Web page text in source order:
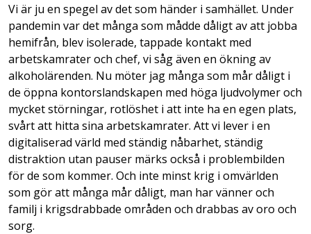
Vi är ju en spegel av det som händer i samhället. Under
pandemin var det många som mådde dåligt av att jobba
hemifrån, blev isolerade, tappade kontakt med
arbetskamrater och chef, vi såg även en ökning av
alkoholärenden. Nu möter jag många som mår dåligt i
de öppna kontorslandskapen med höga ljudvolymer och
mycket störningar, rotlöshet i att inte ha en egen plats,
svårt att hitta sina arbetskamrater. Att vi lever i en
digitaliserad värld med ständig nåbarhet, ständig
distraktion utan pauser märks också i problembilden
för de som kommer. Och inte minst krig i omvärlden
som gör att många mår dåligt, man har vänner och
familj i krigsdrabbade områden och drabbas av oro och
sorg.